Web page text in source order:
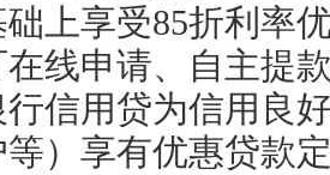
上享受85折利率
线申请、自主提
信用贷为信用良
）享有优惠贷款